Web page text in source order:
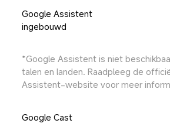
Google Assistent
ingebouwd
*Google Assistent is niet
talen en landen. Raadpleeg de
Assistent-website voor meer
Google Cast